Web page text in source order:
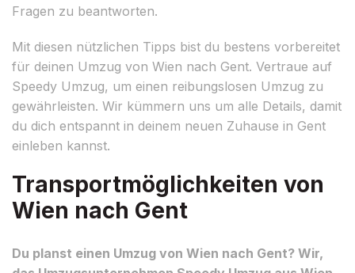
Fragen zu beantworten.
Mit diesen nützlichen Tipps bist du bestens vorbereitet
für deinen Umzug von Wien nach Gent. Vertraue auf
Speedy Umzug, um einen reibungslosen Umzug zu
gewährleisten. Wir kümmern uns um alle Details, damit
du dich entspannt in deinem neuen Zuhause in Gent
einleben kannst.
Transportmöglichkeiten von
Wien nach Gent
Du planst einen Umzug von Wien nach Gent? Wir,